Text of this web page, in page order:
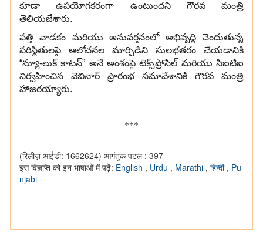
కూడా ఉపయోగకరంగా ఉంటుందని గౌరవ మంత్రి
తెలియజేశారు.
పత్తి వాడకం మరియు అనువర్తనంలో అభివృద్ధి చెందుతున్న
పరిస్థితులపై ఆలోచనల మార్పిడిని సులభతరం చేయడానికి
“న్యూ-లుక్ కాటన్” అనే అంశంపై టెక్స్‌ప్రోసిల్ మరియు సిఐటిఐ
నిర్వహించిన వెబి‌నార్ ప్రారంభ సమావేశానికి గౌరవ మంత్రి
హాజరయ్యారు.
***
(रिलीज़ आईडी: 1662624) आगंतुक पटल : 397
इस विज्ञप्ति को इन भाषाओं में पढ़ें: English , Urdu , Marathi , हिन्दी , Pu
njabi